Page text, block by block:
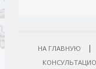
НА ГЛАВНУЮ |